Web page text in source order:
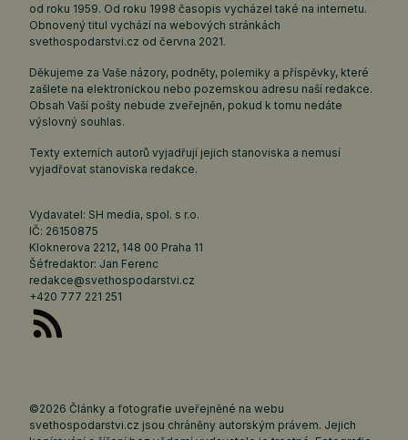
od roku 1959. Od roku 1998 časopis vycházel také na internetu.
Obnovený titul vychází na webových stránkách
svethospodarstvi.cz od června 2021.
Děkujeme za Vaše názory, podněty, polemiky a příspěvky, které
zašlete na elektronickou nebo pozemskou adresu naší redakce.
Obsah Vaší pošty nebude zveřejněn, pokud k tomu nedáte
výslovný souhlas.
Texty externích autorů vyjadřují jejich stanoviska a nemusí
vyjadřovat stanoviska redakce.
Vydavatel: SH media, spol. s r.o.
IČ: 26150875
Kloknerova 2212, 148 00 Praha 11
Šéfredaktor: Jan Ferenc
redakce@svethospodarstvi.cz
+420 777 221 251
©2026 Články a fotografie uveřejněné na webu
svethospodarstvi.cz jsou chráněny autorským právem. Jejich